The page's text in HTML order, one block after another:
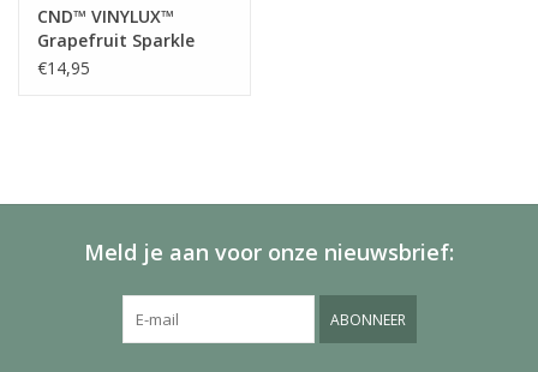
CND™ VINYLUX™
Grapefruit Sparkle
#118
€14,95
Meld je aan voor onze nieuwsbrief:
ABONNEER